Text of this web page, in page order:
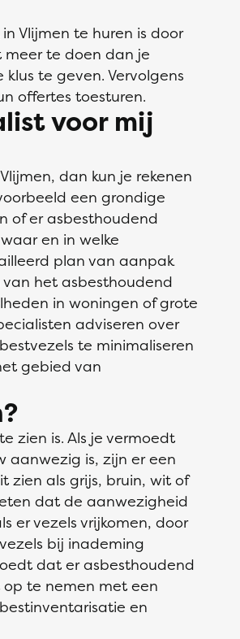
in Vlijmen te huren is door
meer te doen dan je
te geven. Vervolgens
offertes toesturen.
voor mij
dan kun je rekenen
een grondige
of er asbesthoudend
en in welke
plan van aanpak
het asbesthoudend
in woningen of grote
adviseren over
te minimaliseren
gebied van
zien is. Als je vermoedt
is, zijn er een
zien als grijs, bruin, wit of
dat de aanwezigheid
er vezels vrijkomen, door
bij inademing
dat er asbesthoudend
te nemen met een
en